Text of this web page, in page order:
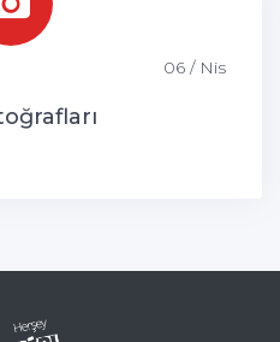
06 / Nis